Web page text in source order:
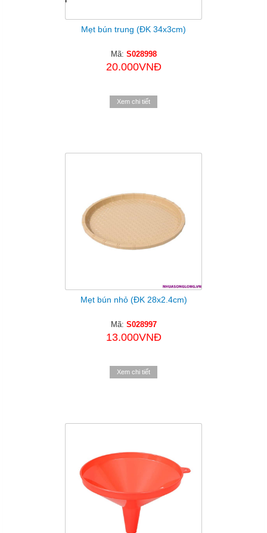
Mẹt bún trung (ĐK 34x3cm)
Mã: S028998
20.000VNĐ
Xem chi tiết
Mẹt bún nhỏ (ĐK 28x2.4cm)
Mã: S028997
13.000VNĐ
Xem chi tiết